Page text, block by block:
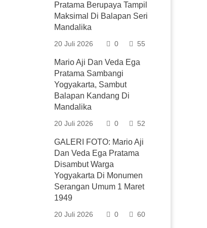
Pratama Berupaya Tampil
Maksimal Di Balapan Seri
Mandalika
20 Juli 2026 0 55
Mario Aji Dan Veda Ega
Pratama Sambangi
Yogyakarta, Sambut
Balapan Kandang Di
Mandalika
20 Juli 2026 0 52
GALERI FOTO: Mario Aji
Dan Veda Ega Pratama
Disambut Warga
Yogyakarta Di Monumen
Serangan Umum 1 Maret
1949
20 Juli 2026 0 60